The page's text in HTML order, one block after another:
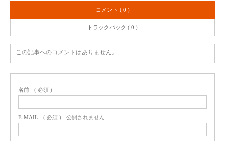
コメント ( 0 )
トラックバック ( 0 )
この記事へのコメントはありません。
名前 ( 必須 )
E-MAIL ( 必須 ) - 公開されません -